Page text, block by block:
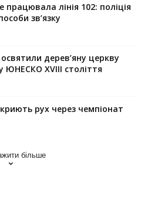
лінія 102: поліція
зв’язку
дерев’яну церкву
ЮНЕСКО XVIII століття
рух через чемпіонат
більше